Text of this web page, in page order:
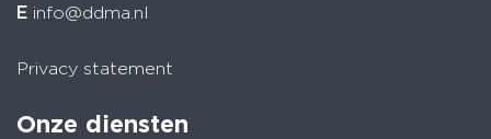
E info@ddma.nl
Privacy statement
Onze diensten